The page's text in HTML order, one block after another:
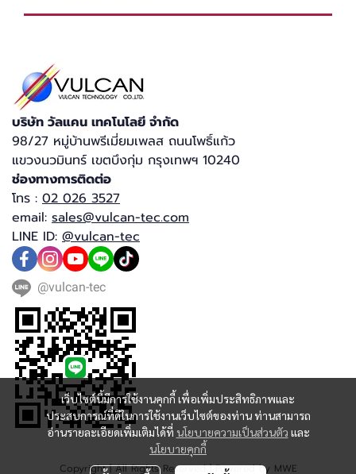
เว็บไซต์นี้มีการใช้งานคุกกี้ เพื่อเพิ่มประสิทธิภาพและ
ประสบการณ์ที่ดีในการใช้งานเว็บไซต์ของท่าน ท่านสามารถ
อ่านรายละเอียดเพิ่มเติมได้ที่ นโยบายความเป็นส่วนตัว และ
นโยบายคุกกี้
บริษัท วัลแคน เทคโนโลยี จำกัด​
98/27 หมู่บ้านพรีเมี่ยมเพลส ถนนโพธิ์แก้ว
แขวงนวมินทร์ เขตบึงกุ่ม กรุงเทพฯ 10240​
ช่องทางการติดต่อ
โทร : 02 026 3527
email: sales@vulcan-tec.com
LINE ID: @vulcan-tec
@vulcan-tec
Copyright | All Rights Reserved | Powered by MWE